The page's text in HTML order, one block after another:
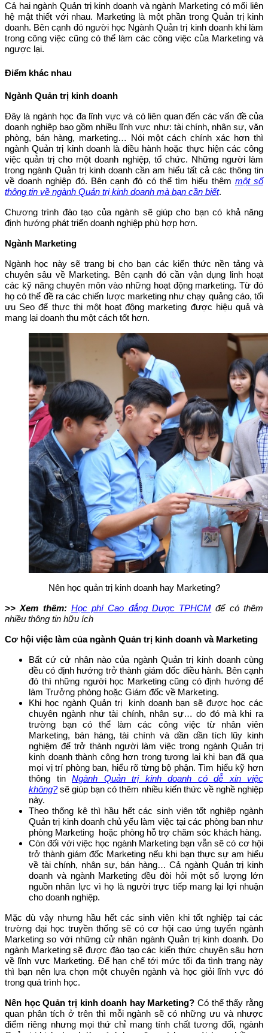
Cả hai ngành Quản trị kinh doanh và ngành Marketing có mối liên
hệ mật thiết với nhau. Marketing là một phần trong Quản trị kinh
doanh. Bên cạnh đó người học Ngành Quản trị kinh doanh khi làm
trong công việc cũng có thể làm các công việc của Marketing và
ngược lại.
Điểm khác nhau
Ngành Quản trị kinh doanh
Đây là ngành học đa lĩnh vực và có liên quan đến các vấn đề của
doanh nghiệp bao gồm nhiều lĩnh vực như: tài chính, nhân sự, văn
phòng, bán hàng, marketing… Nói một cách chính xác hơn thì
ngành Quản trị kinh doanh là điều hành hoặc thực hiện các công
việc quản trị cho một doanh nghiệp, tổ chức. Những người làm
trong ngành Quản trị kinh doanh cần am hiểu tất cả các thông tin
về doanh nghiệp đó. Bên cạnh đó có thể tìm hiểu thêm một số
thông tin về ngành Quản trị kinh doanh mà bạn cần biết.
Chương trình đào tạo của ngành sẽ giúp cho bạn có khả năng
định hướng phát triển doanh nghiệp phù hợp hơn.
Ngành Marketing
Ngành học này sẽ trang bị cho bạn các kiến thức nền tảng và
chuyên sâu về Marketing. Bên cạnh đó cần vận dụng linh hoạt
các kỹ năng chuyên môn vào những hoạt động marketing. Từ đó
họ có thể đề ra các chiến lược marketing như chạy quảng cáo, tối
ưu Seo để thực thi một hoạt động marketing được hiệu quả và
mang lại doanh thu một cách tốt hơn.
Nên học quản trị kinh doanh hay Marketing?
>> Xem thêm: Học phí Cao đẳng Dược TPHCM để có thêm
nhiều thông tin hữu ích
Cơ hội việc làm của ngành Quản trị kinh doanh và Marketing
Bất cứ cử nhân nào của ngành Quản trị kinh doanh cùng
đều có định hướng trở thành giám đốc điều hành. Bên cạnh
đó thì những người học Marketing cũng có định hướng để
làm Trưởng phòng hoặc Giám đốc về Marketing.
Khi học ngành Quản trị kinh doanh bạn sẽ được học các
chuyên ngành như tài chính, nhân sự… do đó mà khi ra
trường bạn có thể làm các công việc từ nhân viên
Marketing, bán hàng, tài chính và dần dần tích lũy kinh
nghiệm để trở thành người làm việc trong ngành Quản trị
kinh doanh thành công hơn trong tương lai khi bạn đã qua
mọi vị trí phòng ban, hiểu rõ từng bộ phận. Tìm hiểu kỹ hơn
thông tin Ngành Quản trị kinh doanh có dễ xin việc
không? sẽ giúp bạn có thêm nhiều kiến thức về nghề nghiệp
này.
Theo thống kê thì hầu hết các sinh viên tốt nghiệp ngành
Quản trị kinh doanh chủ yếu làm việc tại các phòng ban như
phòng Marketing hoặc phòng hỗ trợ chăm sóc khách hàng.
Còn đối với việc học ngành Marketing bạn vẫn sẽ có cơ hội
trở thành giám đốc Marketing nếu khi bạn thực sự am hiểu
về tài chính, nhân sự, bán hàng… Cả ngành Quản trị kinh
doanh và ngành Marketing đều đòi hỏi một số lượng lớn
nguồn nhân lực vì họ là người trực tiếp mang lại lợi nhuận
cho doanh nghiệp.
Mặc dù vậy nhưng hầu hết các sinh viên khi tốt nghiệp tại các
trường đại học truyền thống sẽ có cơ hội cao ứng tuyển ngành
Marketing so với những cử nhân ngành Quản trị kinh doanh. Do
ngành Marketing sẽ được đào tạo các kiến thức chuyên sâu hơn
về lĩnh vực Marketing. Để hạn chế tới mức tối đa tình trạng này
thì bạn nên lựa chọn một chuyên ngành và học giỏi lĩnh vực đó
trong quá trình học.
Nên học Quản trị kinh doanh hay Marketing? Có thể thấy rằng
quan phân tích ở trên thì mỗi ngành sẽ có những ưu và nhược
điểm riêng nhưng mọi thứ chỉ mang tính chất tương đối, ngành